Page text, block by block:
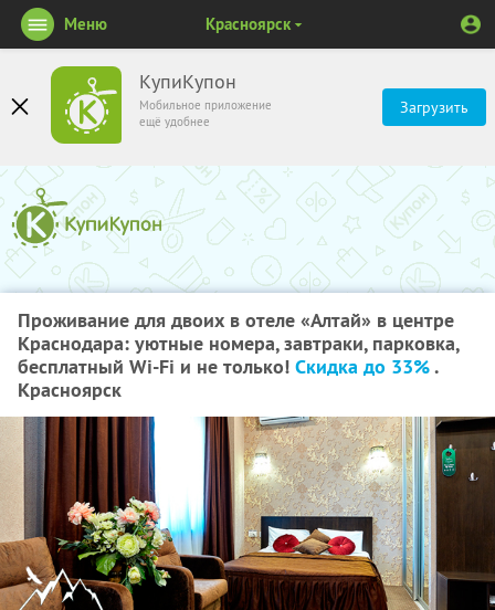
КупиКупон
Мобильное приложение
ещё удобнее
Загрузить
Меню Красноярск
Проживание для двоих в отеле «Алтай» в центре
Краснодара: уютные номера, завтраки, парковка,
бесплатный Wi-Fi и не только! Скидка до 33%.
Красноярск